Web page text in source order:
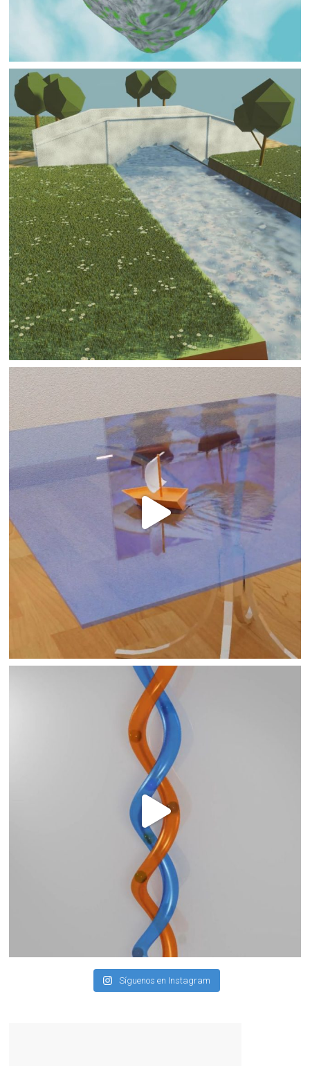
Síguenos en Instagram